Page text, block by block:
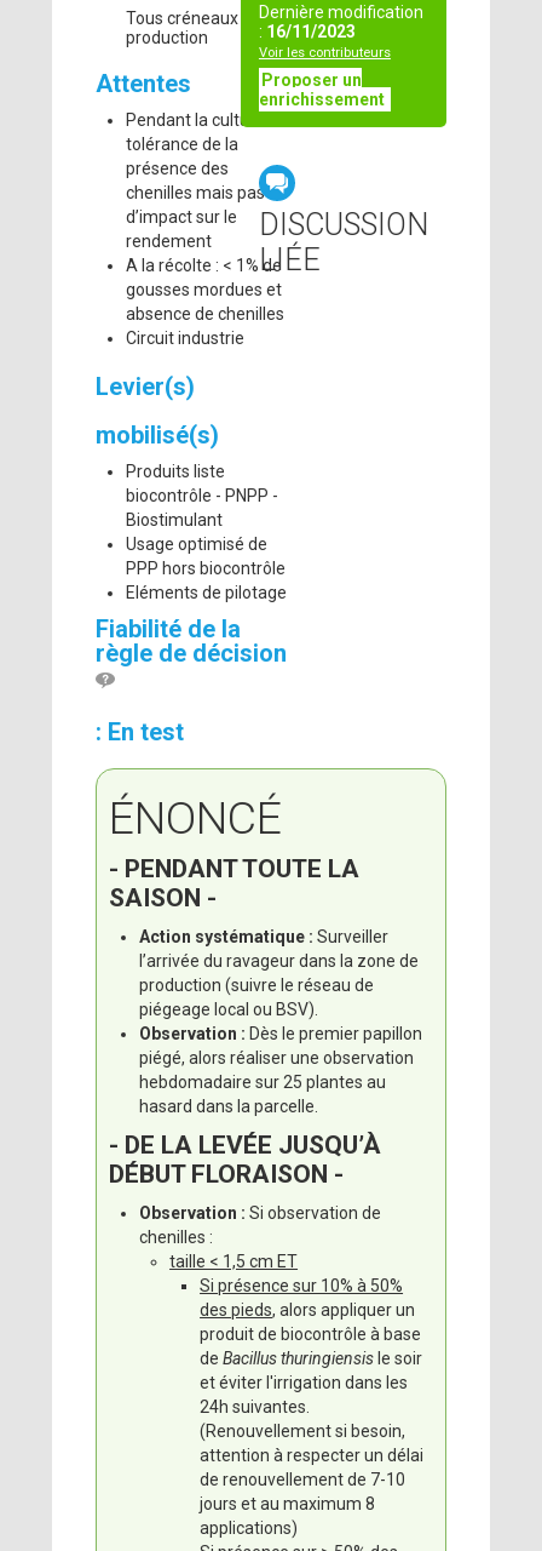
Tous créneaux de
production
Attentes
Pendant la culture :
tolérance de la
présence des
chenilles mais pas
d’impact sur le
rendement
A la récolte : < 1% de
gousses mordues et
absence de chenilles
Circuit industrie
Levier(s)
mobilisé(s)
Produits liste
biocontrôle - PNPP -
Biostimulant
Usage optimisé de
PPP hors biocontrôle
Eléments de pilotage
Fiabilité de la
règle de décision
: En test
Dernière modification
: 16/11/2023
Voir les contributeurs
Proposer un
enrichissement
DISCUSSION
LIÉE
ÉNONCÉ
- PENDANT TOUTE LA
SAISON -
Action systématique :Surveiller
l’arrivée du ravageur dans la zone de
production (suivre le réseau de
piégeage local ou BSV).
Observation : Dès le premier papillon
piégé, alors réaliser une observation
hebdomadaire sur 25 plantes au
hasard dans la parcelle.
- DE LA LEVÉE JUSQU’À
DÉBUT FLORAISON -
Observation : Si observation de
chenilles :
taille < 1,5 cm ET
Si présence sur 10% à 50%
des pieds, alors appliquer un
produit de biocontrôle à base
deBacillus thuringiensis le soir
et éviter l'irrigation dans les
24h suivantes.
(Renouvellement si besoin,
attention à respecter un délai
de renouvellement de 7-10
jours et au maximum 8
applications)